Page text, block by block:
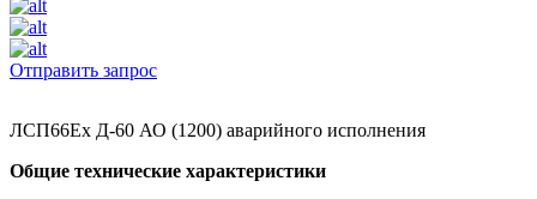
Отправить запрос
ЛСП66Ех Д-60 АО (1200) аварийного исполнения
Общие технические характеристики